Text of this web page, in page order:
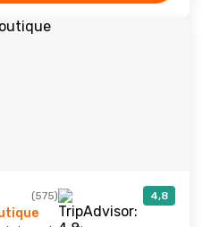
(575) 4,8